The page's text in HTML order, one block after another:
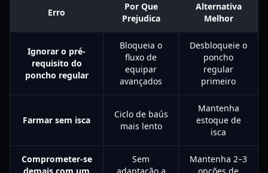
Erro
Por Que
Prejudica
Alternativa
Melhor
Ignorar o pré-
requisito do
poncho regular
Bloqueia o
fluxo de
equipar
avançados
Desbloqueie o
poncho
regular
primeiro
Farmar sem isca
Ciclo de baús
mais lento
Mantenha
estoque de
isca
Comprometer-se
Sem
Mantenha 2–3